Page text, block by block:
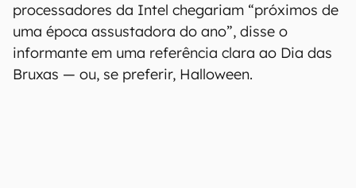
processadores da Intel chegariam “próximos de
uma época assustadora do ano”, disse o
informante em uma referência clara ao Dia das
Bruxas — ou, se preferir, Halloween.